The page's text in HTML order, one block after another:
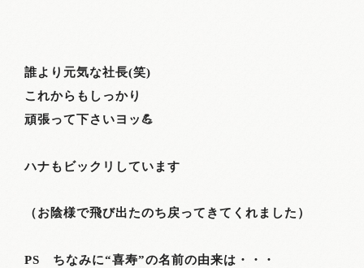
誰より元気な社長(笑)
これからもしっかり
頑張って下さいヨッ💪
ハナもビックリしています
（お陰様で飛び出たのち戻ってきてくれました）
PS ちなみに“喜寿”の名前の由来は・・・